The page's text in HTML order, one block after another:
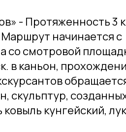
- Протяженность 3
начинается с
со смотровой
в каньон,
скульптур,
кунгейский, лук